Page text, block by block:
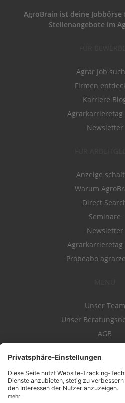
AgroBrain ist deine Jobbörse
Stellenangebote im
Agrar Job
Firmen
Karriere
Agrarkarrieretag
Newsletter
Anzeige
Warum
Direct
Seminare
Newsletter
Agrarkarrieretag
Probeabo
Unser Team
Unser
AGB
Datenschutz
Impressum
Kontakt